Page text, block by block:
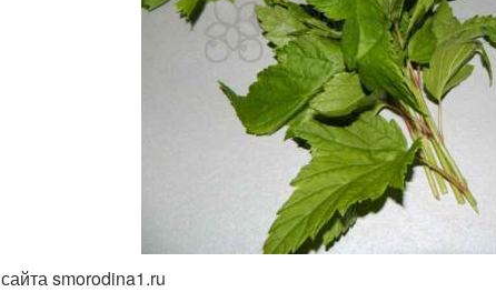
smorodina1.ru